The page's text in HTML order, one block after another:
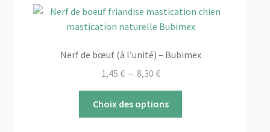
Nerf de bœuf (à l’unité) – Bubimex
1,45 € – 8,30 €Plage
de
prix :
1,45 €
Choix des options